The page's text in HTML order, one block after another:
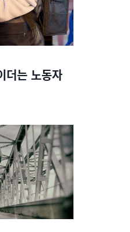
더는 노동자